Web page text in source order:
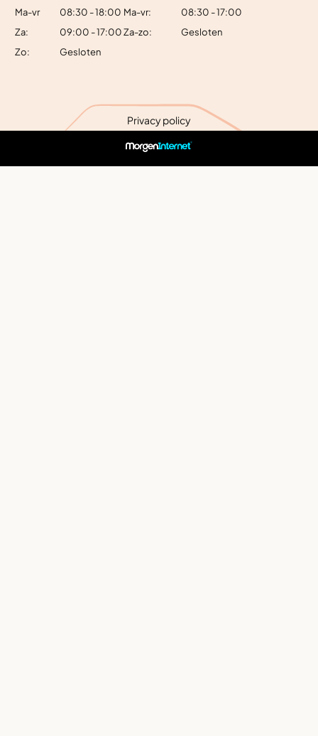
Ma-vr
08:30 - 18:00
Za:
09:00 - 17:00
Zo:
Gesloten
Ma-vr:
08:30 - 17:00
Za-zo:
Gesloten
Privacy policy